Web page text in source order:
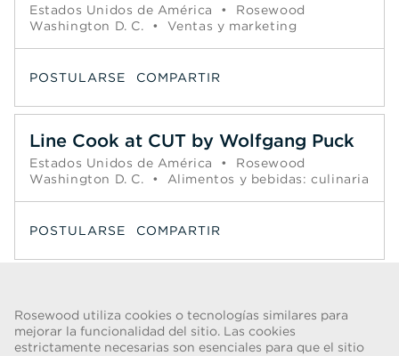
Rosewood utiliza cookies o tecnologías similares para
mejorar la funcionalidad del sitio. Las cookies
estrictamente necesarias son esenciales para que el sitio
Estados Unidos de América •
Rosewood
Washington D. C.
• Ventas y marketing
POSTULARSE COMPARTIR
Line Cook at CUT by Wolfgang Puck
Estados Unidos de América •
Rosewood
Washington D. C.
• Alimentos y bebidas: culinaria
POSTULARSE COMPARTIR